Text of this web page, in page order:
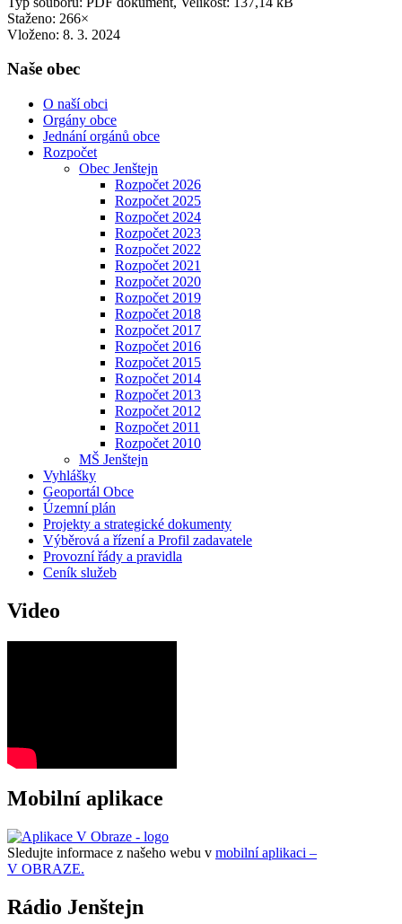
Staženo: 266×
Vloženo: 8. 3. 2024
Naše obec
O naší obci
Orgány obce
Jednání orgánů obce
Rozpočet
Obec Jenštejn
Rozpočet 2026
Rozpočet 2025
Rozpočet 2024
Rozpočet 2023
Rozpočet 2022
Rozpočet 2021
Rozpočet 2020
Rozpočet 2019
Rozpočet 2018
Rozpočet 2017
Rozpočet 2016
Rozpočet 2015
Rozpočet 2014
Rozpočet 2013
Rozpočet 2012
Rozpočet 2011
Rozpočet 2010
MŠ Jenštejn
Vyhlášky
Geoportál Obce
Územní plán
Projekty a strategické dokumenty
Výběrová a řízení a Profil zadavatele
Provozní řády a pravidla
Ceník služeb
Video
Mobilní aplikace
Sledujte informace z našeho webu v mobilní aplikaci –
V OBRAZE.
Rádio Jenštejn